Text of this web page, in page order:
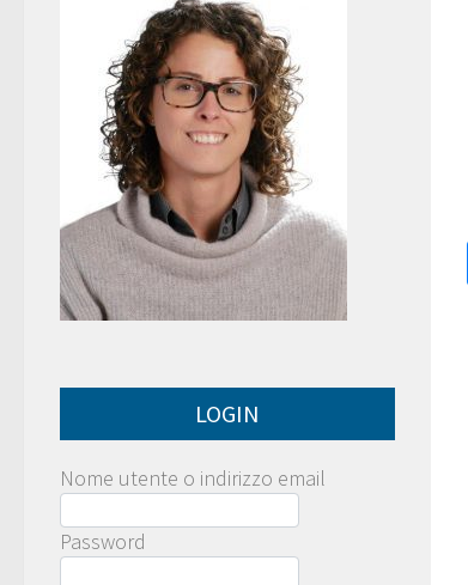
LOGIN
Nome utente o indirizzo email
Password